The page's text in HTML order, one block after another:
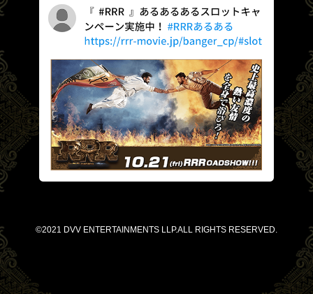
©2021 DVV ENTERTAINMENTS LLP.ALL RIGHTS RESERVED.